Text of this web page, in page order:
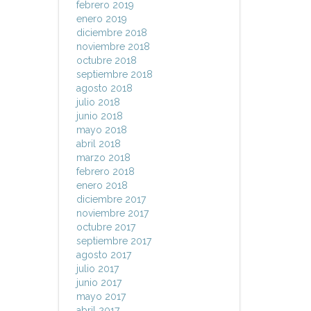
febrero 2019
enero 2019
diciembre 2018
noviembre 2018
octubre 2018
septiembre 2018
agosto 2018
julio 2018
junio 2018
mayo 2018
abril 2018
marzo 2018
febrero 2018
enero 2018
diciembre 2017
noviembre 2017
octubre 2017
septiembre 2017
agosto 2017
julio 2017
junio 2017
mayo 2017